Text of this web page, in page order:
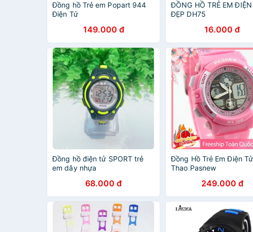
Đồng hồ Trẻ em Popart 944
Điện Tử
149.000 đ
ĐỒNG HỒ TRẺ EM
ĐẸP DH75
16.000 đ
Đồng hồ điện tử SPORT trẻ
em dây nhựa
68.000 đ
Đồng Hồ Trẻ Em Điện
Thao Pasnew
249.000 đ